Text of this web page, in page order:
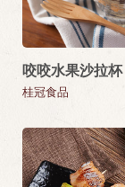
咬咬水果沙拉杯
桂冠食品